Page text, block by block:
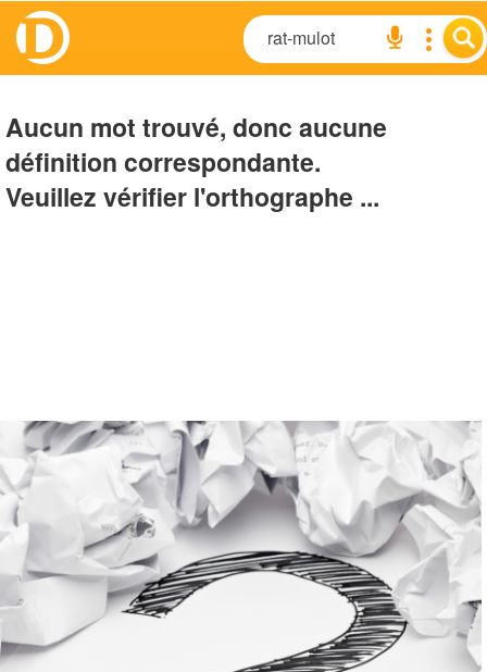
Aucun mot trouvé, donc aucune
définition correspondante.
Veuillez vérifier l'orthographe ...